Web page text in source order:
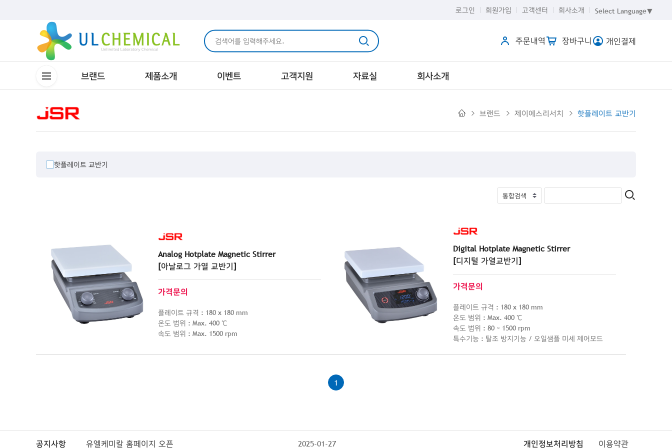
로그인 회원가입 고객센터 회사소개 Select Language▼
주문내역 장바구니 개인결제
브랜드 제품소개 이벤트 고객지원 자료실 회사소개
브랜드 제이에스리서치 핫플레이트 교반기
핫플레이트 교반기
Analog Hotplate Magnetic Stirrer
[아날로그 가열 교반기]
가격문의
플레이트 규격 : 180 x 180 mm
온도 범위 : Max. 400 ℃
속도 범위 : Max. 1500 rpm
Digital Hotplate Magnetic Stirrer
[디지털 가열교반기]
가격문의
플레이트 규격 : 180 x 180 mm
온도 범위 : Max. 400 ℃
속도 범위 : 80 ~ 1500 rpm
특수기능 : 탈조 방지기능 / 오일샘플 미세 제어모드
1
공지사항 유엘케미칼 홈페이지 오픈 2025-01-27 개인정보처리방침 이용약관